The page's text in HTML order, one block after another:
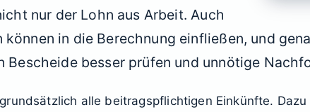
nur der Lohn aus Arbeit. Auch
können in die Berechnung einfließen, und
Bescheide besser prüfen und unnötige
alle beitragspflichtigen Einkünfte.